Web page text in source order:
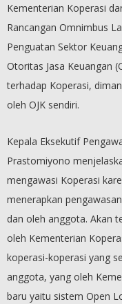
Kementerian Koperasi
Rancangan Omnimbus
Penguatan Sektor
Otoritas Jasa Keuangan
terhadap Koperasi,
oleh OJK sendiri.
Kepala Eksekutif
Prastomiyono
mengawasi Koperasi
menerapkan
dan oleh anggota. Akan
oleh Kementerian
koperasi-koperasi yang
anggota, yang oleh
baru yaitu sistem Open